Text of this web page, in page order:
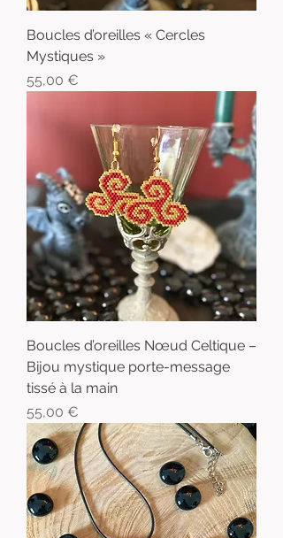
Boucles d’oreilles « Cercles
Mystiques »
Prix
55,00 €
Boucles d’oreilles Nœud Celtique –
Bijou mystique porte-message
tissé à la main
Prix
55,00 €